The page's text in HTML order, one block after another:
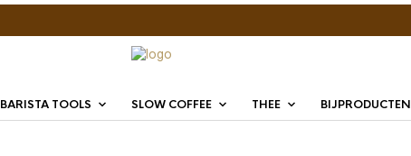
BARISTA TOOLS SLOW COFFEE THEE BIJPRODUCTEN